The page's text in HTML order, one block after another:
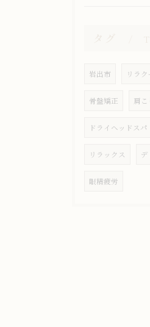
岩出市 リラ
骨盤矯正 肩こ
ドライヘッドスパ
リラックス デ
眼精疲労